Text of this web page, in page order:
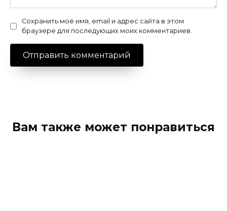
Сохранить моё имя, email и адрес сайта в этом
браузере для последующих моих комментариев.
Вам также может понравиться